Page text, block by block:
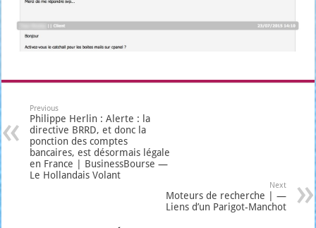
Previous
Philippe Herlin : Alerte : la
directive BRRD, et donc la
ponction des comptes
bancaires, est désormais légale
en France | BusinessBourse —
Le Hollandais Volant
Next
Moteurs de recherche | —
Liens d’un Parigot-Manchot